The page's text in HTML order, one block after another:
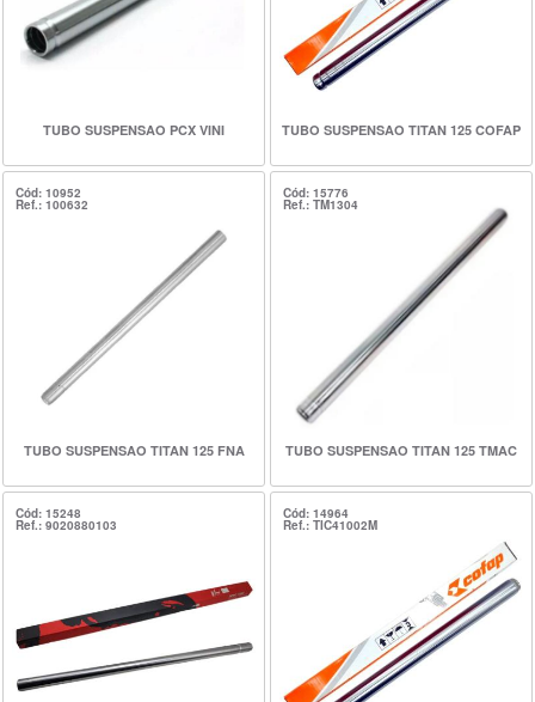
TUBO SUSPENSAO PCX VINI TUBO SUSPENSAO TITAN 125 COFAP
Cód: 10952
Ref.: 100632
TUBO SUSPENSAO TITAN 125 FNA
Cód: 15776
Ref.: TM1304
TUBO SUSPENSAO TITAN 125 TMAC
Cód: 15248
Ref.: 9020880103
Cód: 14964
Ref.: TIC41002M